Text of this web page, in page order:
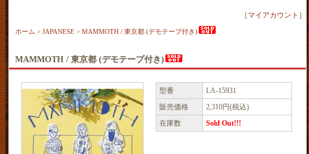
［ マイアカウント ］
ホーム > JAPANESE > MAMMOTH / 東京都 (デモテープ付き)
MAMMOTH / 東京都 (デモテープ付き)
型番
LA-15931
販売価格
2,310円(税込)
在庫数
Sold Out!!!